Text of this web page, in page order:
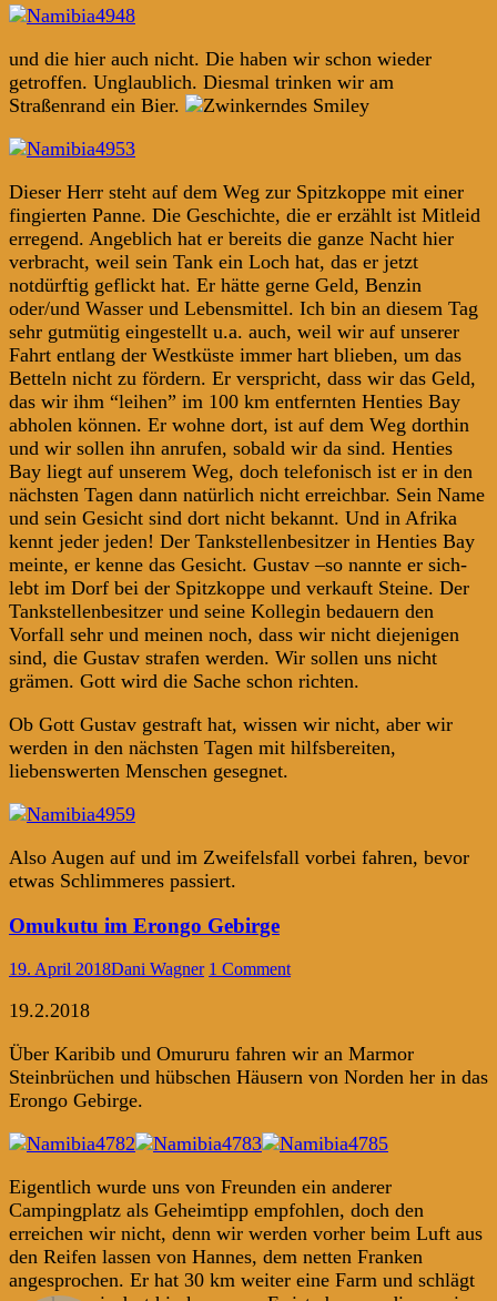
und die hier auch nicht. Die haben wir schon wieder
getroffen. Unglaublich. Diesmal trinken wir am
Straßenrand ein Bier.
Dieser Herr steht auf dem Weg zur Spitzkoppe mit einer
fingierten Panne. Die Geschichte, die er erzählt ist Mitleid
erregend. Angeblich hat er bereits die ganze Nacht hier
verbracht, weil sein Tank ein Loch hat, das er jetzt
notdürftig geflickt hat. Er hätte gerne Geld, Benzin
oder/und Wasser und Lebensmittel. Ich bin an diesem Tag
sehr gutmütig eingestellt u.a. auch, weil wir auf unserer
Fahrt entlang der Westküste immer hart blieben, um das
Betteln nicht zu fördern. Er verspricht, dass wir das Geld,
das wir ihm “leihen” im 100 km entfernten Henties Bay
abholen können. Er wohne dort, ist auf dem Weg dorthin
und wir sollen ihn anrufen, sobald wir da sind. Henties
Bay liegt auf unserem Weg, doch telefonisch ist er in den
nächsten Tagen dann natürlich nicht erreichbar. Sein Name
und sein Gesicht sind dort nicht bekannt. Und in Afrika
kennt jeder jeden! Der Tankstellenbesitzer in Henties Bay
meinte, er kenne das Gesicht. Gustav –so nannte er sich-
lebt im Dorf bei der Spitzkoppe und verkauft Steine. Der
Tankstellenbesitzer und seine Kollegin bedauern den
Vorfall sehr und meinen noch, dass wir nicht diejenigen
sind, die Gustav strafen werden. Wir sollen uns nicht
grämen. Gott wird die Sache schon richten.
Ob Gott Gustav gestraft hat, wissen wir nicht, aber wir
werden in den nächsten Tagen mit hilfsbereiten,
liebenswerten Menschen gesegnet.
Also Augen auf und im Zweifelsfall vorbei fahren, bevor
etwas Schlimmeres passiert.
Omukutu im Erongo Gebirge
19. April 2018Dani Wagner 1 Comment
19.2.2018
Über Karibib und Omururu fahren wir an Marmor
Steinbrüchen und hübschen Häusern von Norden her in das
Erongo Gebirge.
Eigentlich wurde uns von Freunden ein anderer
Campingplatz als Geheimtipp empfohlen, doch den
erreichen wir nicht, denn wir werden vorher beim Luft aus
den Reifen lassen von Hannes, dem netten Franken
angesprochen. Er hat 30 km weiter eine Farm und schlägt